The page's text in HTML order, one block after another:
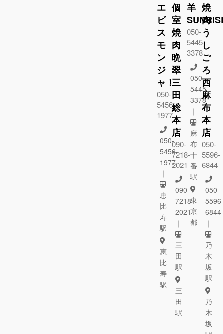
エ
ビ
ス
モ
ン
ジ
ャ！
050-
5456-
1977
050-
5456-
1977
｜
恵
比
寿
駅
恵
比
寿
駅
個
室
焼
肉
晩
翠
三
田
総
本
店
090-
7218-
2021
090-
7218-
2021
｜
三
田
駅
三
田
駅
羊
050-
5445-
3378
050-
5445-
3378
｜
麻
布
十
番
駅
東
京
都
焼
肉
う
し
ご
ろ
西
麻
布
本
店
050-
5596-
6844
050-
6844
｜
乃
木
坂
駅
乃
木
坂